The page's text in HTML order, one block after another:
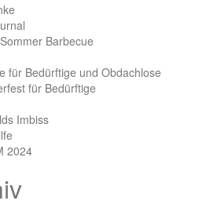
Barbecue
für Bedürftige und Obdachlose
für Bedürftige
Imbiss
2024